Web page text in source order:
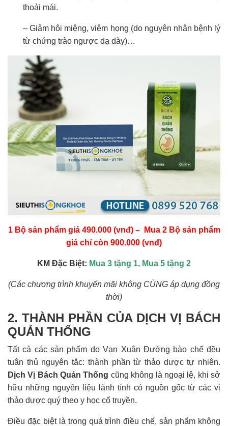
thoải mái.
– Giảm hôi miệng, viêm họng (do nguyên nhân bệnh lý
từ chứng trào ngược dạ dày)…
1 Bộ sản phẩm giá 490.000 (vnđ) – Mua 2 Bộ sản phẩm
giá chỉ còn 900.000 (vnđ)
KM Đặc Biệt: Mua 3 tặng 1, Mua 5 tặng 2
(Các chương trình khuyến mãi không CÙNG áp dụng đồng
thời)
2. THÀNH PHẦN CỦA DỊCH VỊ BÁCH
QUẢN THỐNG
Tất cả các sản phẩm do Vạn Xuân Đường bào chế đều
tuân thủ nguyên tắc: thành phần từ thảo dược tự nhiên.
Dịch Vị Bách Quản Thống cũng không là ngoại lệ, khi sở
hữu những nguyên liệu lành tính có nguồn gốc từ các vị
thảo dược quý theo y học cổ truyền.
Điều đặc biệt là trong quá trình điều chế, sản phẩm không